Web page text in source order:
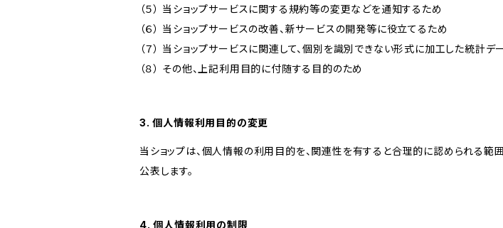
（５） 当ショップサービスに関する規約等の変更などを通知するため
（６） 当ショップサービスの改善、新サービスの開発等に役立てるため
（７） 当ショップサービスに関連して、個別を識別できない形式に加工した統計デ
（８） その他、上記利用目的に付随する目的のため
3. 個人情報利用目的の変更
当ショップは、個人情報の利用目的を、関連性を有すると合理的に認められる
公表します。
4. 個人情報利用の制限